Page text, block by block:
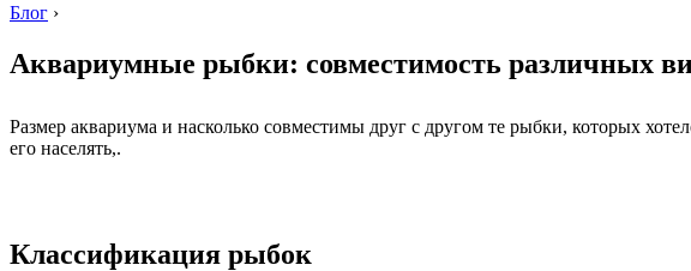
Блог ›
Аквариумные рыбки: совместимость различных
Размер аквариума и насколько совместимы друг с другом те рыбки, которых
его населять,.
Классификация рыбок